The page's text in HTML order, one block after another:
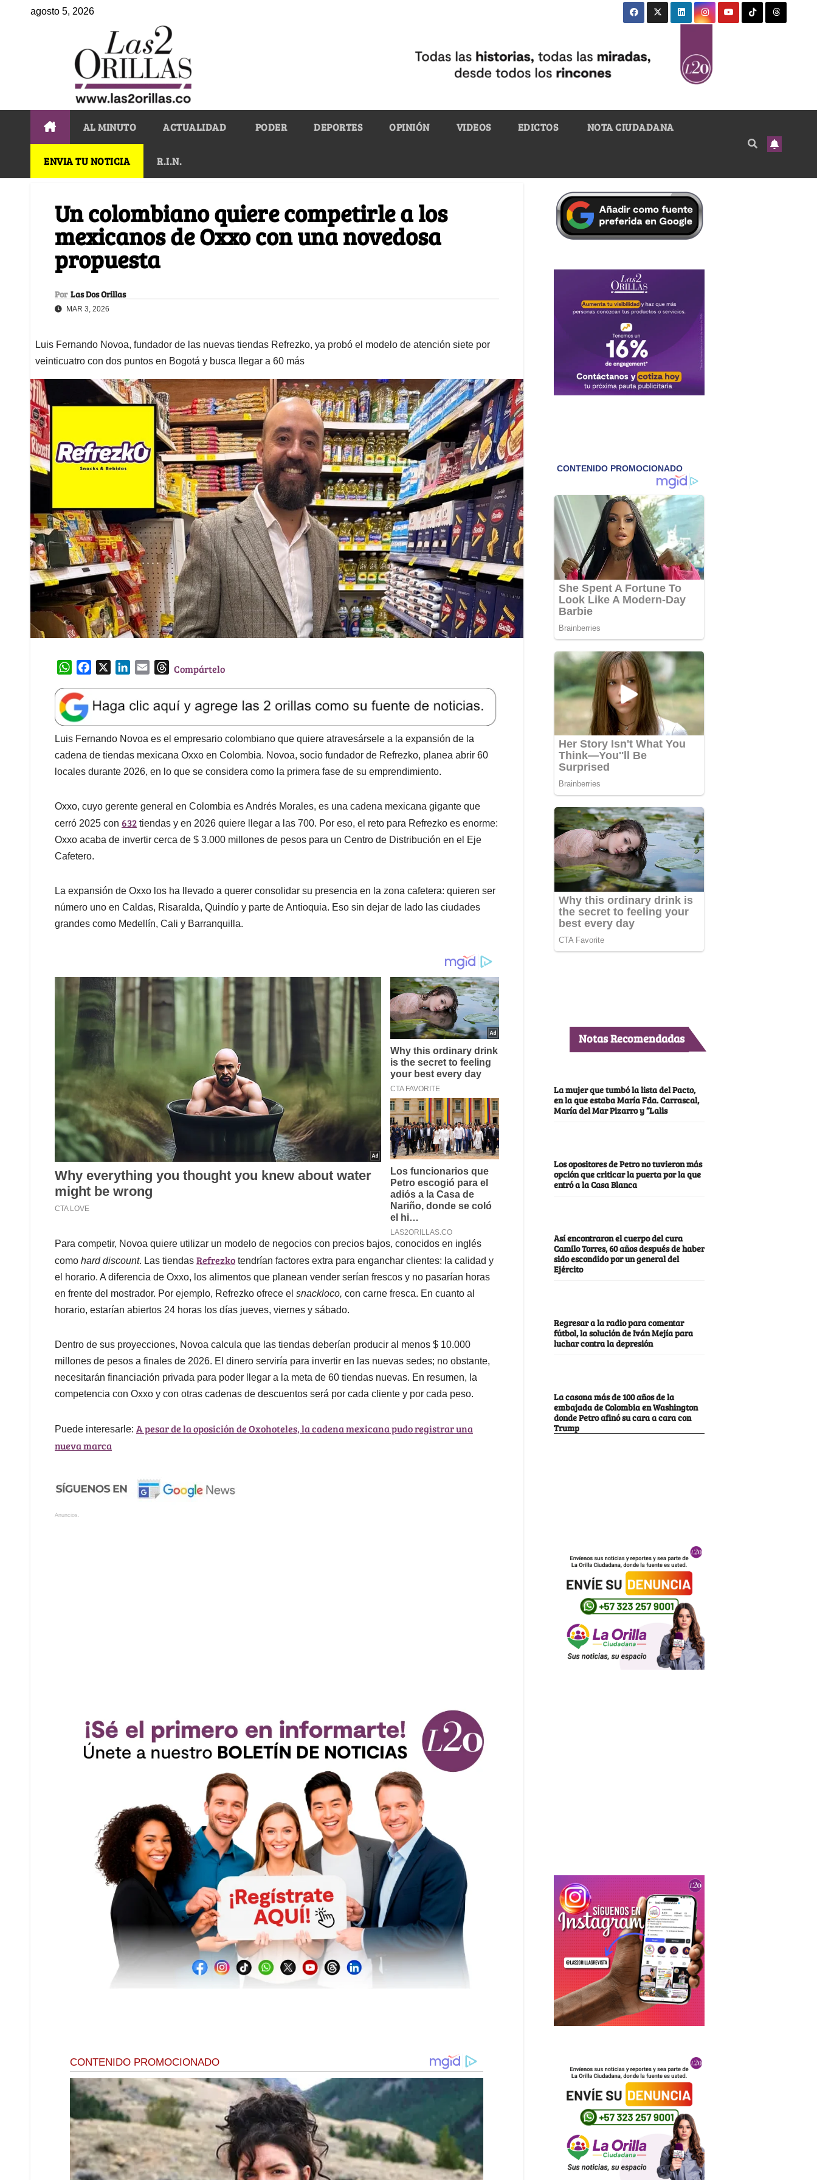
agosto 5, 2026
AL MINUTO ACTUALIDAD PODER DEPORTES OPINIÓN VIDEOS EDICTOS NOTA CIUDADANA
ENVIA TU NOTICIA R.I.N.
Un colombiano quiere competirle a los
mexicanos de Oxxo con una novedosa
propuesta
Por Las Dos Orillas
MAR 3, 2026
Luis Fernando Novoa, fundador de las nuevas tiendas Refrezko, ya probó el modelo de atención siete por
veinticuatro con dos puntos en Bogotá y busca llegar a 60 más
W
a
t
s
A
p
p
e
b
o
o
k
k
e
d
I
n
l
T
e
a
d
s
Compártelo
Luis Fernando Novoa es el empresario colombiano que quiere atravesársele a la expansión de la
cadena de tiendas mexicana Oxxo en Colombia. Novoa, socio fundador de Refrezko, planea abrir 60
locales durante 2026, en lo que se considera como la primera fase de su emprendimiento.
Oxxo, cuyo gerente general en Colombia es Andrés Morales, es una cadena mexicana gigante que
cerró 2025 con 632 tiendas y en 2026 quiere llegar a las 700. Por eso, el reto para Refrezko es enorme:
Oxxo acaba de invertir cerca de $ 3.000 millones de pesos para un Centro de Distribución en el Eje
Cafetero.
La expansión de Oxxo los ha llevado a querer consolidar su presencia en la zona cafetera: quieren ser
número uno en Caldas, Risaralda, Quindío y parte de Antioquia. Eso sin dejar de lado las ciudades
grandes como Medellín, Cali y Barranquilla.
Para competir, Novoa quiere utilizar un modelo de negocios con precios bajos, conocidos en inglés
como hard discount. Las tiendas Refrezko tendrían factores extra para enganchar clientes: la calidad y
el horario. A diferencia de Oxxo, los alimentos que planean vender serían frescos y no pasarían horas
en frente del mostrador. Por ejemplo, Refrezko ofrece el snackloco, con carne fresca. En cuanto al
horario, estarían abiertos 24 horas los días jueves, viernes y sábado.
Dentro de sus proyecciones, Novoa calcula que las tiendas deberían producir al menos $ 10.000
millones de pesos a finales de 2026. El dinero serviría para invertir en las nuevas sedes; no obstante,
necesitarán financiación privada para poder llegar a la meta de 60 tiendas nuevas. En resumen, la
competencia con Oxxo y con otras cadenas de descuentos será por cada cliente y por cada peso.
Puede interesarle: A pesar de la oposición de Oxohoteles, la cadena mexicana pudo registrar una
nueva marca
Anuncios.
Notas Recomendadas
La mujer que tumbó la lista del Pacto,
en la que estaba María Fda. Carrascal,
María del Mar Pizarro y “Lalis
Los opositores de Petro no tuvieron más
opción que criticar la puerta por la que
entró a la Casa Blanca
Así encontraron el cuerpo del cura
Camilo Torres, 60 años después de haber
sido escondido por un general del
Ejército
Regresar a la radio para comentar
fútbol, la solución de Iván Mejía para
luchar contra la depresión
La casona más de 100 años de la
embajada de Colombia en Washington
donde Petro afinó su cara a cara con
Trump